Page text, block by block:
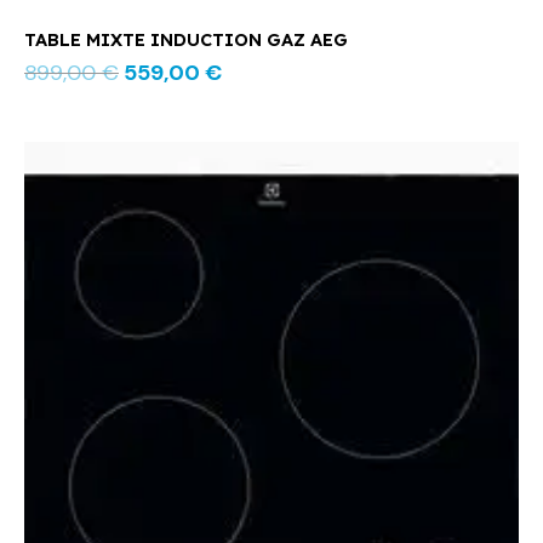
TABLE MIXTE INDUCTION GAZ AEG
899,00€ 559,00 €
prix
initial
était :
459,00 €.
prix
actuel